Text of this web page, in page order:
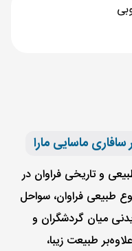
سافاری ماسایی مارا
و تاریخی فراوان در
طبیعی فراوان، سواحل
میان گردشگران و
طبیعت زیبا،